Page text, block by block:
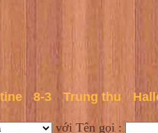
8-3 Trung thu
với Tên gọi :